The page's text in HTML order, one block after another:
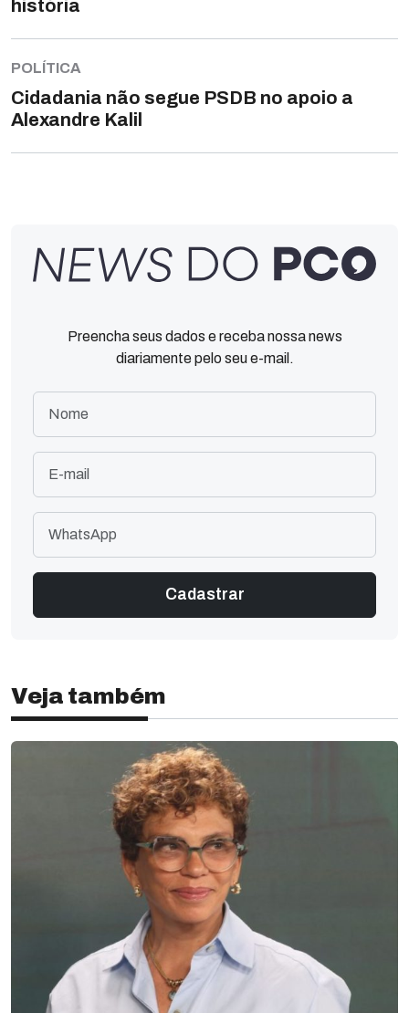
história
POLÍTICA
Cidadania não segue PSDB no apoio a
Alexandre Kalil
Preencha seus dados e receba nossa news
diariamente pelo seu e-mail.
Veja também